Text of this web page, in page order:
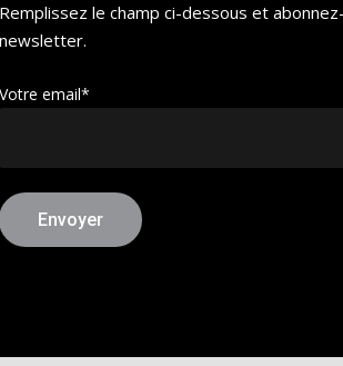
Remplissez le champ ci-dessous et
newsletter.
Votre email*